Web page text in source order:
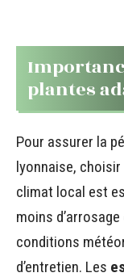
plantes
Pour assurer la
lyonnaise, choisir
climat local est
moins
conditions
d’entretien. Les